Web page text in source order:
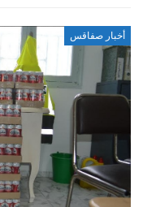
أخبار صفاقس